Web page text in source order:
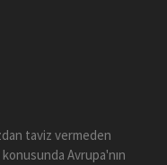
taviz vermeden
Avrupa'nın